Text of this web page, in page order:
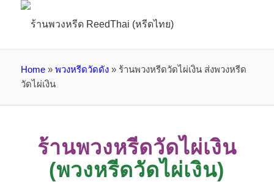
Home» พวงหรีดวัดดัง» ร้านพวงหรีดวัดไผ่เงิน ส่งพวงหรีด
วัดไผ่เงิน
ร้านพวงหรีดวัดไผ่เงิน
(พวงหรีดวัดไผ่เงิน)